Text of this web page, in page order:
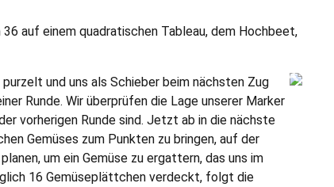
auf einem quadratischen Tableau, dem Hochbeet,
und uns als Schieber beim nächsten Zug
Runde. Wir überprüfen die Lage unserer Marker
vorherigen Runde sind. Jetzt ab in die nächste
Gemüses zum Punkten zu bringen, auf der
um ein Gemüse zu ergattern, das uns im
16 Gemüseplättchen verdeckt, folgt die